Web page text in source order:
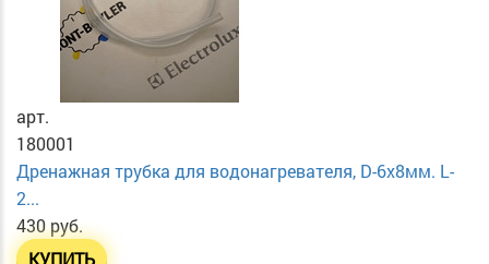
арт.
180001
Дренажная трубка для водонагревателя, D-6х8мм. L-
2...
430 руб.